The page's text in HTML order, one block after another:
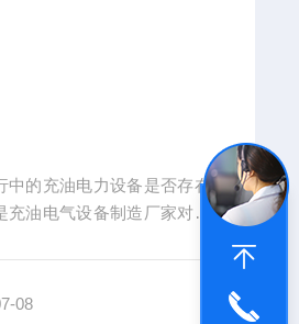
中的充油电力设备是否存在
油电气设备制造厂家对其
08